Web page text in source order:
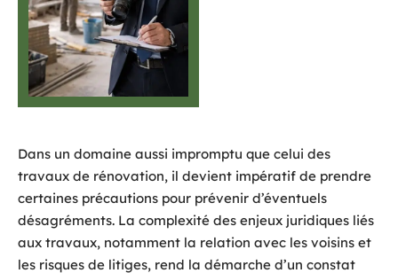
Dans un domaine aussi impromptu que celui des
travaux de rénovation, il devient impératif de prendre
certaines précautions pour prévenir d’éventuels
désagréments. La complexité des enjeux juridiques liés
aux travaux, notamment la relation avec les voisins et
les risques de litiges, rend la démarche d’un constat